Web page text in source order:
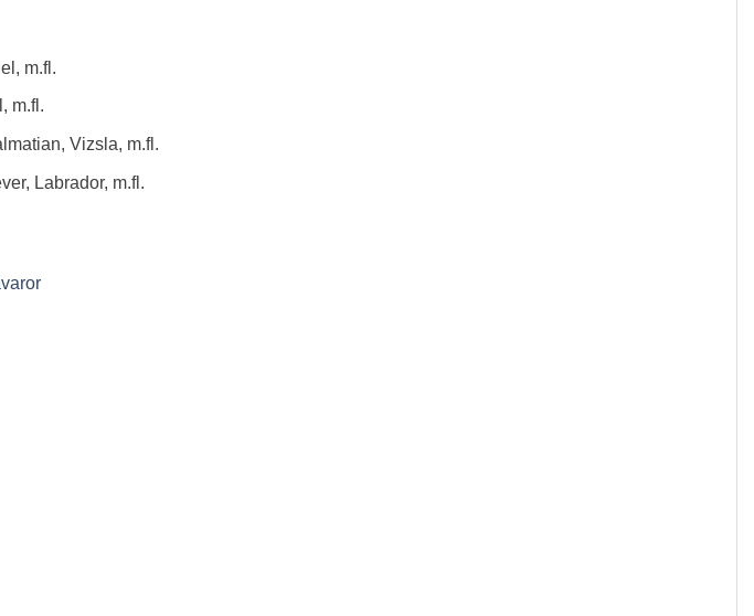
m.fl.
m.fl.
Vizsla, m.fl.
Labrador, m.fl.